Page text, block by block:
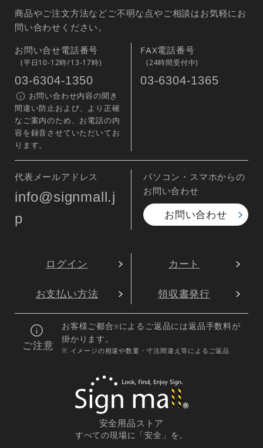
商品やご注文方法などご不明な点やご相談はお気軽にお
問い合わせください。
お問い合せ電話番号
(平日10-12時/13-17時)
03-6304-1350
お問い合わせ内容の聞き
間違い防止および、より正確
なご案内のため、お電話の内
容を録音させていただいてお
ります。
FAX電話番号
(24時間受付中)
03-6304-1365
代表メールアドレス
info@signmall.j
p
パソコン・スマホからの
お問い合わせ
お問い合わせ
ログイン カート
お支払い方法 領収書発行
ご注意
お客様ご都合※によるご返品には返品手数料が
掛かります。
※ イメージの相違や数量・寸法間違え等によるご返品
安全用品ストア
すべての現場に「安全」を。